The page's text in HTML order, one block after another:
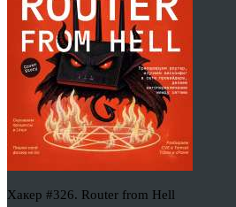
Хакер #326. Router from Hell